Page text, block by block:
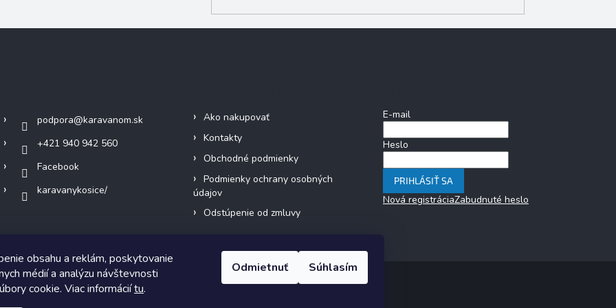
obsahu a reklám, poskytovanie
médií a analýzu návštevnosti
cookie. Viac informáciítu.
Odmietnuť Súhlasím
podpora@karavanom.sk
+421 940 942 560
Facebook
karavanykosice/
Ako nakupovať
Kontakty
Obchodné podmienky
Podmienky ochrany osobných
údajov
Odstúpenie od zmluvy
E-mail
Heslo
PRIHLÁSIŤ SA
Nová registráciaZabudnuté heslo